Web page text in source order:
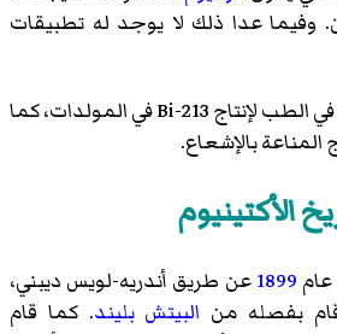
. وفيما عدا ذلك لا يوجد له تطبيقات
الأكتينيوم-255 يستخدم في الطب لإنتاج Bi-213 في المولدات، كما
بالإشعاع.
الأكتينيوم
1899عن طريق أندريه-لويس ديبني،
بفصله من البيتش بليند. كما قام